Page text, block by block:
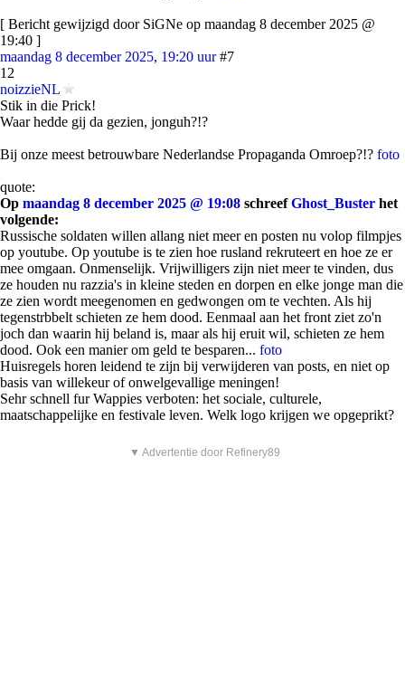
[ Bericht gewijzigd door SiGNe op maandag 8 december 2025 @
19:40 ]
maandag 8 december 2025, 19:20 uur #7
12
noizzieNL
Stik in die Prick!
Waar hedde gij da gezien, jonguh?!?
Bij onze meest betrouwbare Nederlandse Propaganda Omroep?!? foto
quote:
Op maandag 8 december 2025 @ 19:08 schreefGhost_Buster het
volgende:
Russische soldaten willen allang niet meer en posten nu volop filmpjes
op youtube. Op youtube is te zien hoe rusland rekruteert en hoe ze er
mee omgaan. Onmenselijk. Vrijwilligers zijn niet meer te vinden, dus
ze houden nu razzia's in kleine steden en dorpen en elke jonge man die
ze zien wordt meegenomen en gedwongen om te vechten. Als hij
tegenstrbbelt schieten ze hem dood. Eenmaal aan het front ziet zo'n
joch dan waarin hij beland is, maar als hij eruit wil, schieten ze hem
dood. Ook een manier om geld te besparen... foto
Huisregels horen leidend te zijn bij verwijderen van posts, en niet op
basis van willekeur of onwelgevallige meningen!
Sehr schnell fur Wappies verboten: het sociale, culturele,
maatschappelijke en festivale leven. Welk logo krijgen we opgeprikt?
▼ Advertentie door Refinery89